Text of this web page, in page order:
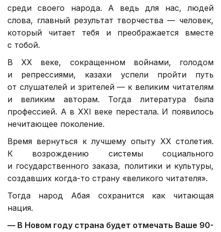
среди своего народа. А ведь для нас, людей
слова, главный результат творчества — человек,
который читает тебя и преображается вместе
с тобой.
В ХХ веке, сокращенном войнами, голодом
и репрессиями, казахи успели пройти путь
от слушателей и зрителей — к великим читателям
и великим авторам. Тогда литература была
профессией. А в XXI веке перестала. И появилось
нечитающее поколение.
Время вернуться к лучшему опыту ХХ столетия.
К возрождению системы социального
и государственного заказа, политики и культуры,
создавших когда-то страну «великого читателя».
Тогда народ Абая сохранится как читающая
нация.
— В Новом году страна будет отмечать Ваше 90-